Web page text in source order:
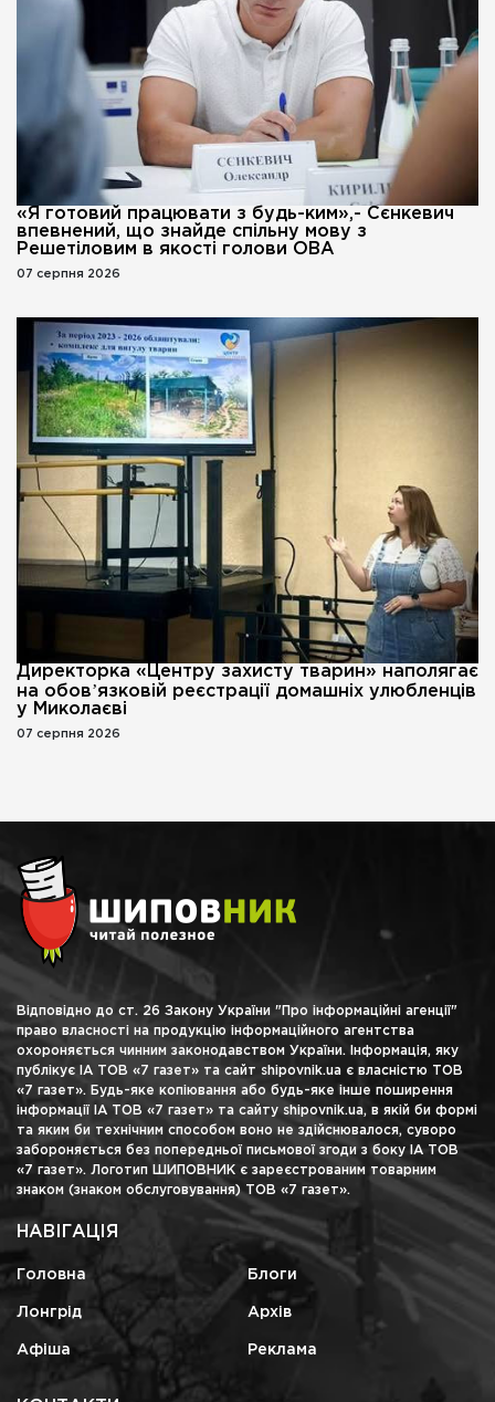
«Я готовий працювати з будь-ким»,- Сєнкевич
впевнений, що знайде спільну мову з
Решетіловим в якості голови ОВА
07 серпня 2026
Директорка «Центру захисту тварин» наполягає
на обовʼязковій реєстрації домашніх улюбленців
у Миколаєві
07 серпня 2026
Відповідно до ст. 26 Закону України "Про інформаційні агенції"
право власності на продукцію інформаційного агентства
охороняється чинним законодавством України. Інформація, яку
публікує ІА ТОВ «7 газет» та сайт shipovnik.ua є власністю ТОВ
«7 газет». Будь-яке копіювання або будь-яке інше поширення
інформації ІА ТОВ «7 газет» та сайту shipovnik.ua, в якій би формі
та яким би технічним способом воно не здійснювалося, суворо
забороняється без попередньої письмової згоди з боку ІА ТОВ
«7 газет». Логотип ШИПОВНИК є зареєстрованим товарним
знаком (знаком обслуговування) ТОВ «7 газет».
НАВІГАЦІЯ
Головна Блоги
Лонгрід Архів
Афіша Реклама